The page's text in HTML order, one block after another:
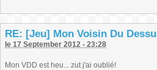
RE: [Jeu] Mon Voisin Du
le 17 September 2012 - 23:28
Mon VDD est heu... zut j'ai oublié!